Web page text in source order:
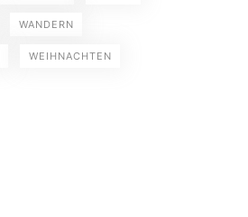
WANDERN
WEIHNACHTEN